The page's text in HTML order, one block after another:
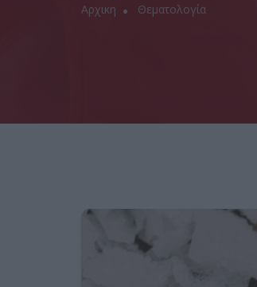
Αρχικη Θεματολογία